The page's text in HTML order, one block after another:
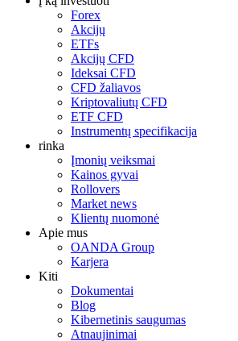
Forex
Akcijų
ETFs
Akcijų CFD
Ideksai CFD
CFD žaliavos
Kriptovaliutų CFD
ETF CFD
Instrumentų specifikacija
rinka
Įmonių veiksmai
Kainos gyvai
Rollovers
Market news
Klientų nuomonė
Apie mus
OANDA Group
Karjera
Kiti
Dokumentai
Blog
Kibernetinis saugumas
Atnaujinimai